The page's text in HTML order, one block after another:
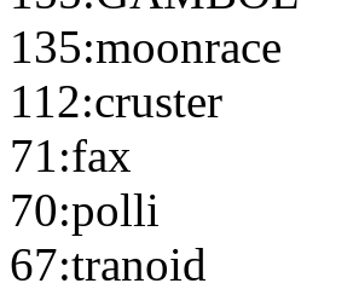
135:moonrace
112:cruster
71:fax
70:polli
67:tranoid